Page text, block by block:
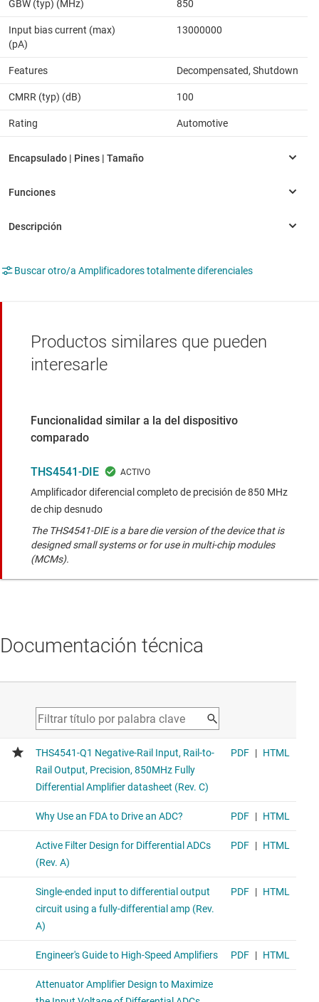
GBW (typ) (MHz) 850
Input bias current (max)
(pA)
13000000
Features Decompensated, Shutdown
CMRR (typ) (dB) 100
Rating Automotive
Buscar otro/a Amplificadores totalmente diferenciales
Productos similares que pueden
interesarle
Funcionalidad similar a la del dispositivo
comparado
THS4541-DIE
Amplificador diferencial completo de precisión de 850 MHz
de chip desnudo
The THS4541-DIE is a bare die version of the device that is
designed small systems or for use in multi-chip modules
(MCMs).
Documentación técnica